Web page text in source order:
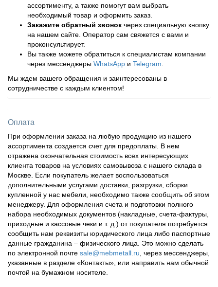
ассортименту, а также помогут вам выбрать
необходимый товар и оформить заказ.
Закажите обратный звонок через специальную кнопку
на нашем сайте. Оператор сам свяжется с вами и
проконсультирует.
Вы также можете обратиться к специалистам компании
через мессенджеры WhatsApp и Telegram
Мы ждем вашего обращения и заинтересованы в
сотрудничестве с каждым клиентом!
Оплата
При оформлении заказа на любую продукцию из нашего
ассортимента создается счет для предоплаты. В нем
отражена окончательная стоимость всех интересующих
клиента товаров на условиях самовывоза с нашего склада в
Москве. Если покупатель желает воспользоваться
дополнительными услугами доставки, разгрузки, сборки
купленной у нас мебели, необходимо также сообщить об этом
менеджеру. Для оформления счета и подготовки полного
набора необходимых документов (накладные, счета-фактуры,
приходные и кассовые чеки и т. д.) от покупателя потребуется
сообщить нам реквизиты юридического лица либо паспортные
данные гражданина – физического лица. Это можно сделать
по электронной почте sale@mebmetall.ru , через мессенджеры,
указанные в разделе «Контакты», или направить нам обычной
почтой на бумажном носителе.